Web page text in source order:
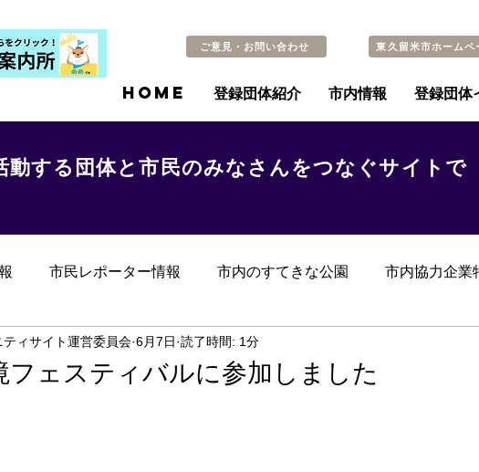
ご意見・お問い合わせ 東久留米市ホームペ
HOME 登録団体紹介 市内情報 登録団体
する団体と市民のみなさんをつなぐサイトで
市民レポーター情報 市内のすてきな公園 市内協力企業
のお知らせ その他 過去の記事
ェスティバルに参加しました
ィサイト運営委員会 6月7日 読了時間: 1分